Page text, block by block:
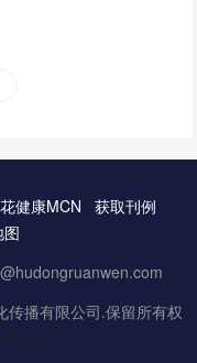
健康MCN
获取刊例
播有限公司.保留所有权
号-3